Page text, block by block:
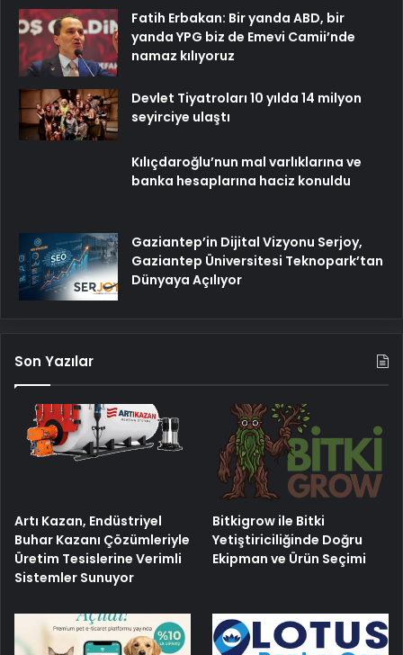
Fatih Erbakan: Bir yanda ABD, bir
yanda YPG biz de Emevi Camii’nde
namaz kılıyoruz
Devlet Tiyatroları 10 yılda 14 milyon
seyirciye ulaştı
Kılıçdaroğlu’nun mal varlıklarına ve
banka hesaplarına haciz konuldu
Gaziantep’in Dijital Vizyonu Serjoy,
Gaziantep Üniversitesi Teknopark’tan
Dünyaya Açılıyor
Son Yazılar
Artı Kazan, Endüstriyel
Buhar Kazanı Çözümleriyle
Üretim Tesislerine Verimli
Sistemler Sunuyor
Bitkigrow ile Bitki
Yetiştiriciliğinde Doğru
Ekipman ve Ürün Seçimi